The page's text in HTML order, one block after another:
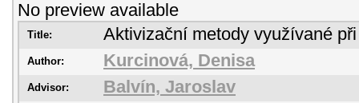
No preview available
Title: Aktivizační metody využívané
Author: Kurcinová, Denisa
Advisor: Balvín, Jaroslav